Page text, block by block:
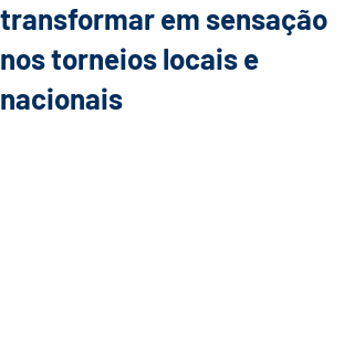
transformar em sensação
nos torneios locais e
nacionais